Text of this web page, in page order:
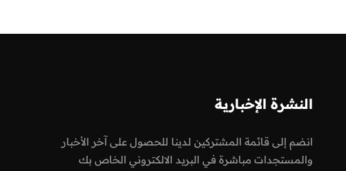
النشرة الإخبارية
انضم إلى قائمة المشتركين لدينا للحصول على آخر الأخبار
والمستجدات مباشرة في البريد الالكتروني الخاص بك